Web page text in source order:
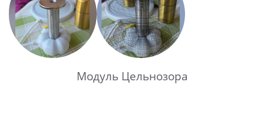
Модуль Цельнозора